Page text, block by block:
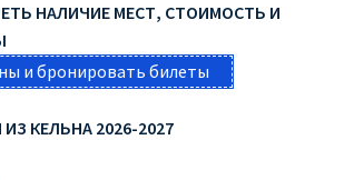
НАЛИЧИЕ МЕСТ, СТОИМОСТЬ И
и бронировать билеты
КЕЛЬНА 2026-2027